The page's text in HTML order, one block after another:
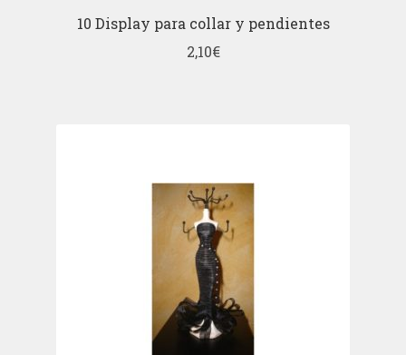
10 Display para collar y pendientes
2,10€